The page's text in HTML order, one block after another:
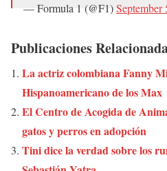
— Formula 1 (@F1)September
Publicaciones
La actriz colombiana Fanny
Hispanoamericano de los Max
El Centro de Acogida de
gatos y perros en adopción
Tini dice la verdad sobre los